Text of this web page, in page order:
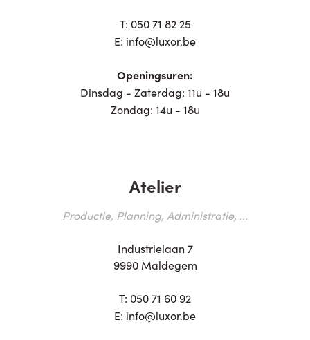
T: 050 71 82 25
E: info@luxor.be
Openingsuren:
Dinsdag - Zaterdag: 11u - 18u
Zondag: 14u - 18u
Atelier
Productie, Planning, Administratie, ...
Industrielaan 7
9990 Maldegem
T: 050 71 60 92
E: info@luxor.be